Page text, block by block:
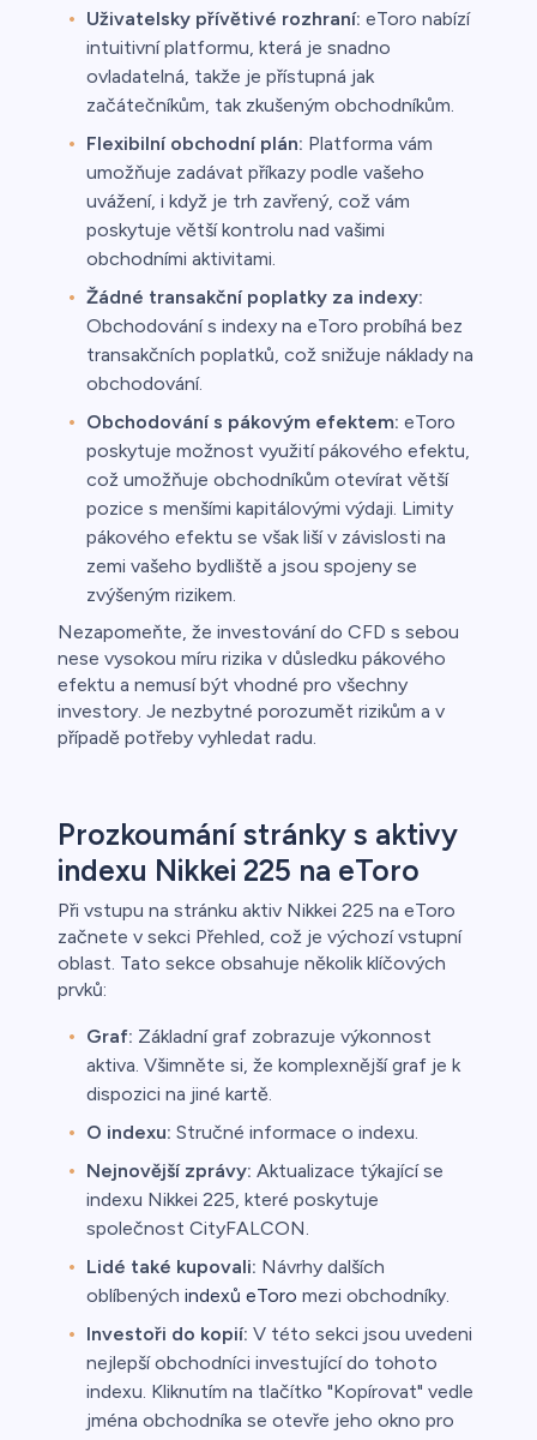
Uživatelsky přívětivé rozhraní: eToro nabízí
intuitivní platformu, která je snadno
ovladatelná, takže je přístupná jak
začátečníkům, tak zkušeným obchodníkům.
Flexibilní obchodní plán: Platforma vám
umožňuje zadávat příkazy podle vašeho
uvážení, i když je trh zavřený, což vám
poskytuje větší kontrolu nad vašimi
obchodními aktivitami.
Žádné transakční poplatky za indexy:
Obchodování s indexy na eToro probíhá bez
transakčních poplatků, což snižuje náklady na
obchodování.
Obchodování s pákovým efektem: eToro
poskytuje možnost využití pákového efektu,
což umožňuje obchodníkům otevírat větší
pozice s menšími kapitálovými výdaji. Limity
pákového efektu se však liší v závislosti na
zemi vašeho bydliště a jsou spojeny se
zvýšeným rizikem.
Nezapomeňte, že investování do CFD s sebou
nese vysokou míru rizika v důsledku pákového
efektu a nemusí být vhodné pro všechny
investory. Je nezbytné porozumět rizikům a v
případě potřeby vyhledat radu.
Prozkoumání stránky s aktivy
indexu Nikkei 225 na eToro
Při vstupu na stránku aktiv Nikkei 225 na eToro
začnete v sekci Přehled, což je výchozí vstupní
oblast. Tato sekce obsahuje několik klíčových
prvků:
Graf: Základní graf zobrazuje výkonnost
aktiva. Všimněte si, že komplexnější graf je k
dispozici na jiné kartě.
O indexu: Stručné informace o indexu.
Nejnovější zprávy: Aktualizace týkající se
indexu Nikkei 225, které poskytuje
společnost CityFALCON.
Lidé také kupovali: Návrhy dalších
oblíbených indexů eToro mezi obchodníky.
Investoři do kopií: V této sekci jsou uvedeni
nejlepší obchodníci investující do tohoto
indexu. Kliknutím na tlačítko "Kopírovat" vedle
jména obchodníka se otevře jeho okno pro